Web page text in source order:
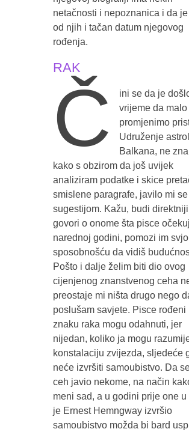
netačnosti i nepoznanica i da
od njih i tačan datum njegovog
rođenja.
RAK
Č
ini se da je
vrijeme da malo
promjenimo
Udruženje
Balkana, ne
kako s obzirom da još uvijek
analiziram podatke i skice
smislene paragrafe, javilo mi se
sugestijom. Kažu, budi
govori o onome šta pisce
narednoj godini, pomozi im
sposobnošću da vidiš
Pošto i dalje želim biti dio ovog
cijenjenog znanstvenog ceha
preostaje mi ništa drugo nego
poslušam savjete. Pisce rođeni
znaku raka mogu odahnuti, jer
nijedan, koliko ja mogu
konstalaciju zvijezda, sljedeće
neće izvršiti samoubistvo. Da
ceh javio nekome, na način
meni sad, a u godini prije one u
je Ernest Hemngway izvršio
samoubistvo možda bi bard